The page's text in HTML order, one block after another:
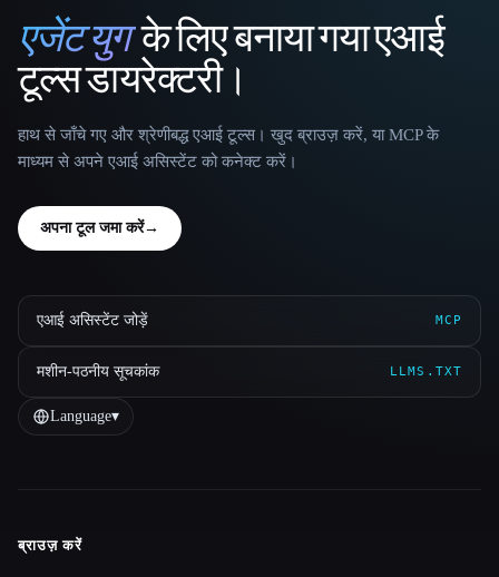
That AI Collection
एजेंट युगके लिए बनाया गया एआई
टूल्स डायरेक्टरी।
हाथ से जाँचे गए और श्रेणीबद्ध एआई टूल्स। खुद ब्राउज़ करें, या MCP के
माध्यम से अपने एआई असिस्टेंट को कनेक्ट करें।
अपना टूल जमा करें→
एआई असिस्टेंट जोड़ें MCP
मशीन-पठनीय सूचकांक LLMS.TXT
Language▾
Site navigation
ब्राउज़ करें